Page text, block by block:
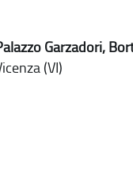
Garzadori,
(VI)